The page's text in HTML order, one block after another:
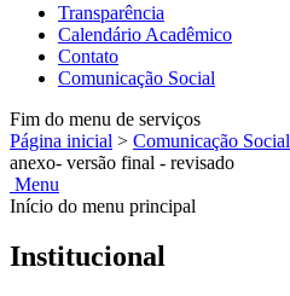
Transparência
Calendário Acadêmico
Contato
Comunicação Social
Fim do menu de serviços
Página inicial > Comunicação Social
anexo- versão final - revisado
Menu
Início do menu principal
Institucional